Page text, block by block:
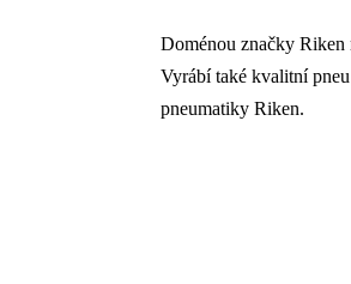
Doménou značky
Vyrábí také kvalitní
pneumatiky Riken.